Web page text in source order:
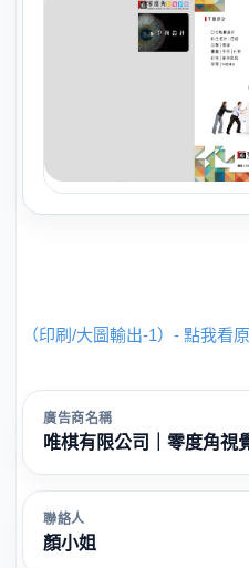
（印刷/大圖輸出-1）- 點我看
廣告商名稱
唯棋有限公司｜零度角視
聯絡人
顏小姐